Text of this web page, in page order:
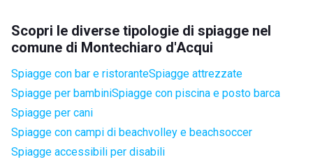
Scopri le diverse tipologie di spiagge nel
comune di Montechiaro d'Acqui
Spiagge con bar e ristoranteSpiagge attrezzate
Spiagge per bambiniSpiagge con piscina e posto barca
Spiagge per cani
Spiagge con campi di beachvolley e beachsoccer
Spiagge accessibili per disabili